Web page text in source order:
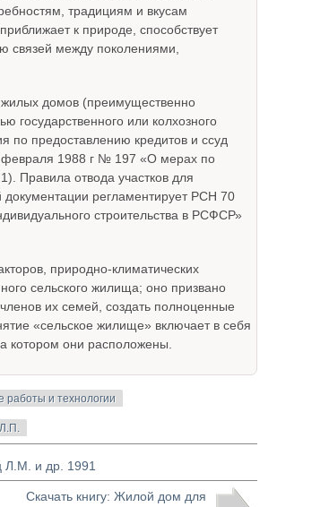
традициям и вкусам
к природе, способствует
связей между поколениями,
жилых домов (преимущественно
или колхозного
по предоставлению кредитов и ссуд
1988 г № 197 «О мерах по
Правила отвода участков для
документации регламентирует РСН 70
строительства в РСФСР»
природно-климатических
сельского жилища; оно призвано
их семей, создать полноценные
«сельское жилище» включает в себя
котором они расположены.
работы и технологии
Л.М. и др. 1991
Скачать книгу: Жилой дом для